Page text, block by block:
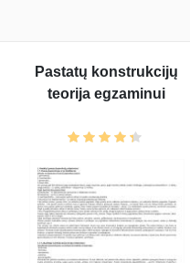
Pastatų konstrukcijų
teorija egzaminui